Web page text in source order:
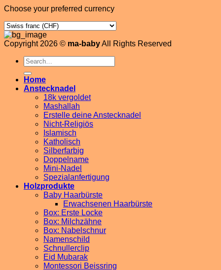
Choose your preferred currency
Copyright 2026 © ma-babyAll Rights Reserved
Search
for:
Home
Anstecknadel
18k vergoldet
Mashallah
Erstelle deine Anstecknadel
Nicht-Religiös
Islamisch
Katholisch
Silberfarbig
Doppelname
Mini-Nadel
Spezialanfertigung
Holzprodukte
Baby Haarbürste
Erwachsenen Haarbürste
Box: Erste Locke
Box: Milchzähne
Box: Nabelschnur
Namenschild
Schnullerclip
Eid Mubarak
Montessori Beissring